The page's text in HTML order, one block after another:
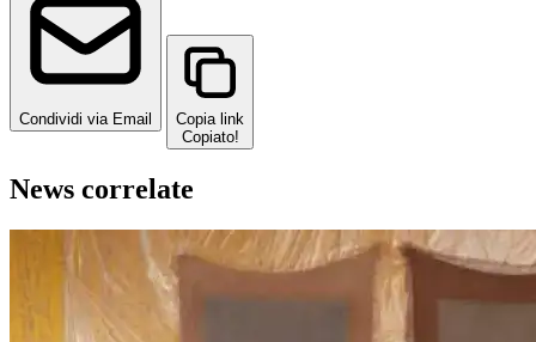
Condividi via Email
Copia link
Copiato!
News correlate